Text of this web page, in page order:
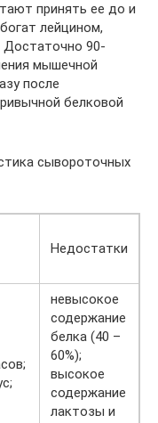
принять ее до и
лейцином,
Достаточно 90-
мышечной
после
белковой
сывороточных
Недостатки
невысокое
содержание
белка (40 –
60%);
высокое
содержание
лактозы и